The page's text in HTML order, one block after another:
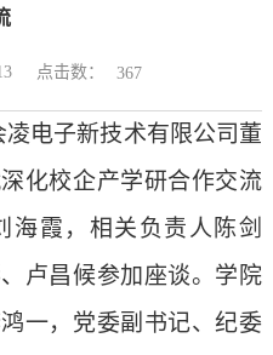
点击数： 367
凌电子新技术有限公司董
化校企产学研合作交流
海霞，相关负责人陈剑
卢昌候参加座谈。学院
一，党委副书记、纪委